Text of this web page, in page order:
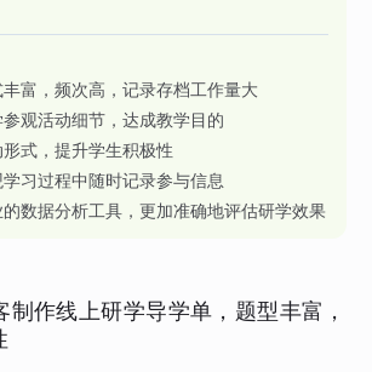
富，频次高，记录存档工作量大
观活动细节，达成教学目的
式，提升学生积极性
习过程中随时记录参与信息
数据分析工具，更加准确地评估研学效果
制作线上研学导学单，题型丰富，